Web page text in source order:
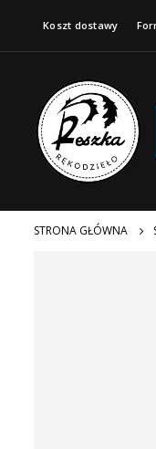
Koszt dostawy
STRONA GŁÓWNA